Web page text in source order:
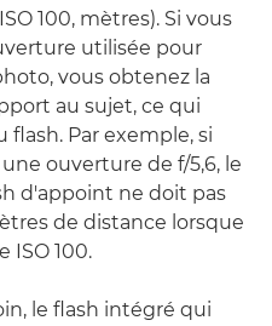
100, mètres). Si vous
utilisée pour
vous obtenez la
au sujet, ce qui
flash. Par exemple, si
ouverture de f/5,6, le
d'appoint ne doit pas
de distance lorsque
ISO 100.
le flash intégré qui